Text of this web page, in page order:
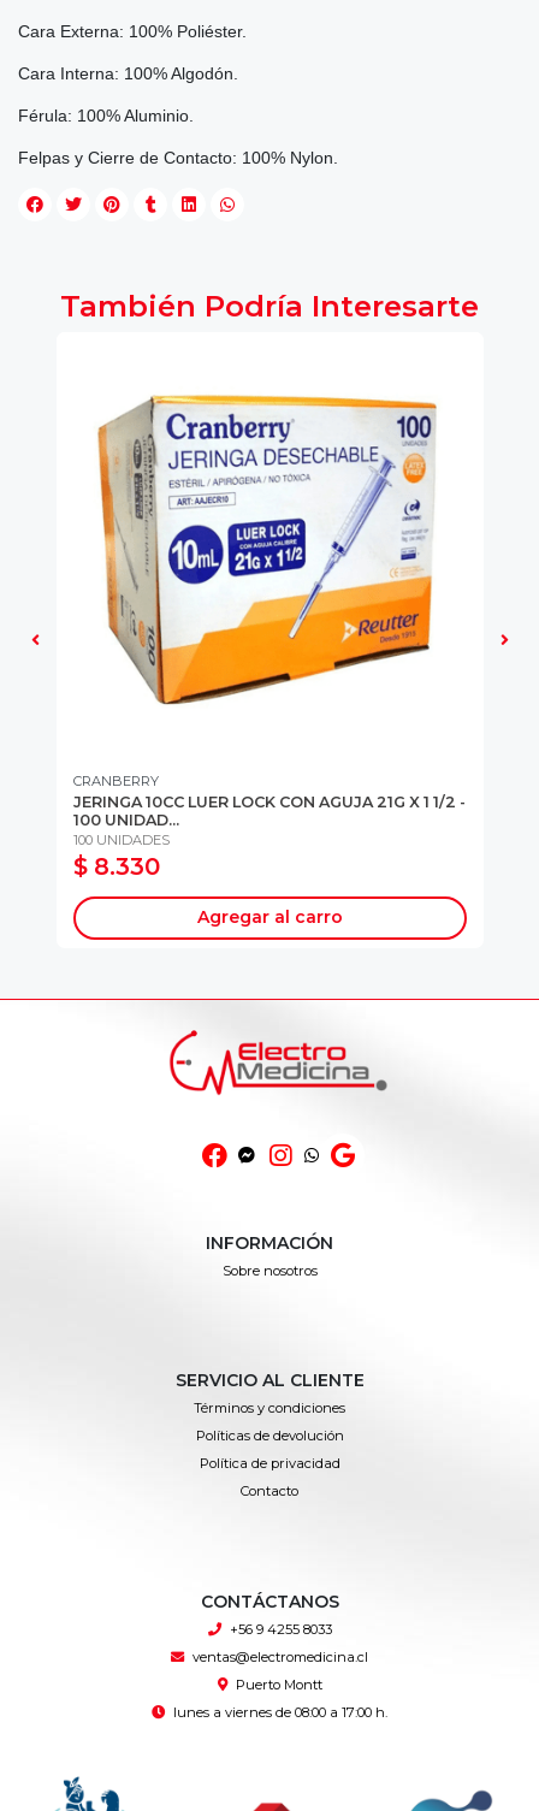
Cara Externa: 100% Poliéster.
Cara Interna: 100% Algodón.
Férula: 100% Aluminio.
Felpas y Cierre de Contacto: 100% Nylon.
También Podría Interesarte
CRANBERRY
JERINGA 10CC LUER LOCK CON AGUJA 21G X 1 1/2 -
100 UNIDAD...
100 UNIDADES
$ 8.330
Agregar al carro
INFORMACIÓN
Sobre nosotros
SERVICIO AL CLIENTE
Términos y condiciones
Políticas de devolución
Política de privacidad
Contacto
CONTÁCTANOS
+56 9 4255 8033
ventas@electromedicina.cl
Puerto Montt
lunes a viernes de 08:00 a 17:00 h.